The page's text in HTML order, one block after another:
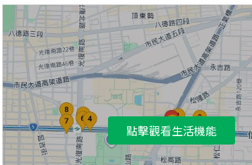
點擊觀看生活機能